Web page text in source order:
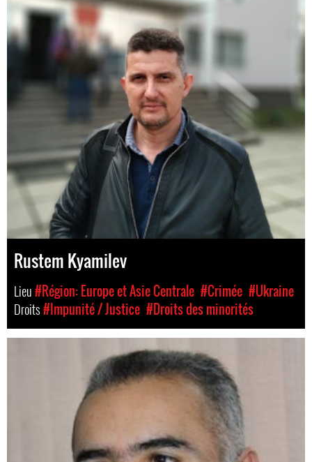
Rustem Kyamilev
Lieu#Région: Europe et Asie Centrale #Crimée #Ukraine
Droits#Impunité / Justice #Droits des minorités